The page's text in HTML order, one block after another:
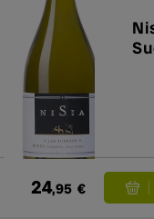
24,95 €